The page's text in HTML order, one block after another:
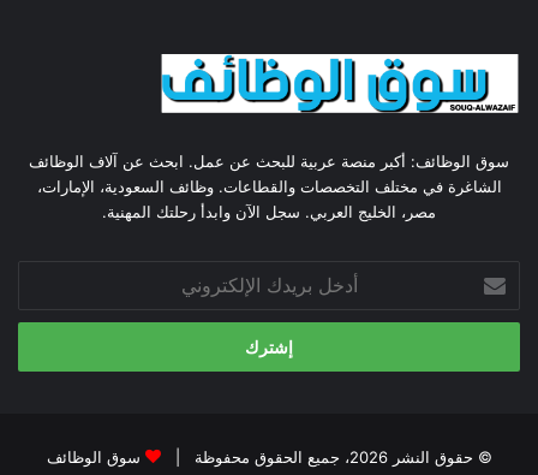
سوق الوظائف: أكبر منصة عربية للبحث عن عمل. ابحث عن آلاف الوظائف
الشاغرة في مختلف التخصصات والقطاعات. وظائف السعودية، الإمارات،
مصر، الخليج العربي. سجل الآن وابدأ رحلتك المهنية.
بريدك
الإلكتروني
© حقوق النشر 2026، جميع الحقوق محفوظة | سوق الوظائف